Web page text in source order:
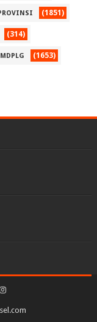
(1851)
(314)
(1653)